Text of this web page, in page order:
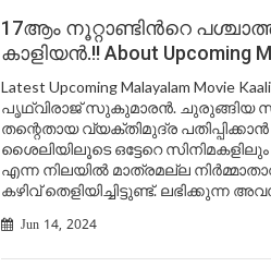
17ആം നൂറ്റാണ്ടിൻറെ
കാളിയൻ.!! About Upcoming
Latest Upcoming Malayalam
പൃഥ്വിരാജ് സുകുമാരൻ. ചുരുങ്ങിയ
തന്റെതായ വ്യക്തിമുദ്ര
ശൈലിയിലൂടെ ഒട്ടേറെ
എന്ന നിലയിൽ മാത്രമല്ല
കഴിവ് തെളിയിച്ചിട്ടുണ്ട്. ലഭിക്കുന്ന
Jun 14, 2024